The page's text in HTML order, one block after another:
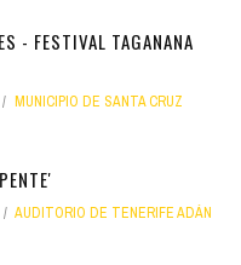
- FESTIVAL TAGANANA
MUNICIPIO DE SANTA CRUZ
AUDITORIO DE TENERIFE ADÁN